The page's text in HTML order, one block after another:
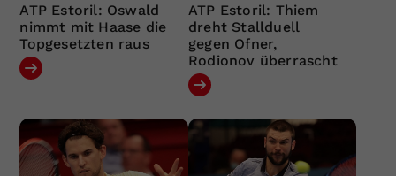
ATP Estoril: Oswald
nimmt mit Haase die
Topgesetzten raus
ATP Estoril: Thiem
dreht Stallduell
gegen Ofner,
Rodionov überrascht